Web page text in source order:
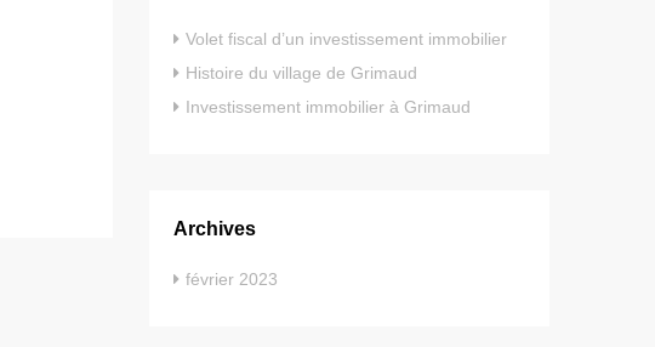
Volet fiscal d’un investissement immobilier
Histoire du village de Grimaud
Investissement immobilier à Grimaud
Archives
février 2023